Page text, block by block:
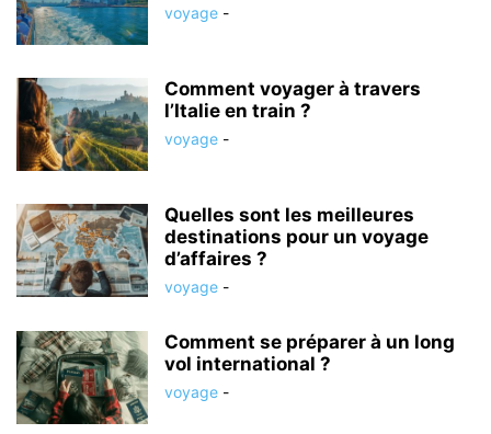
voyage -
Comment voyager à travers
l’Italie en train ?
voyage -
Quelles sont les meilleures
destinations pour un voyage
d’affaires ?
voyage -
Comment se préparer à un long
vol international ?
voyage -